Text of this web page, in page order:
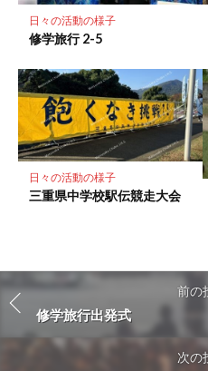
日々の活動の様子
修学旅行 2-5
日々の活動の様子
三重県中学校駅伝競走大会
前の
修学旅行出発式
次の